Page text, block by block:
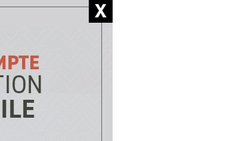
beaucoup de
me voici
le prix du cacao
revenus